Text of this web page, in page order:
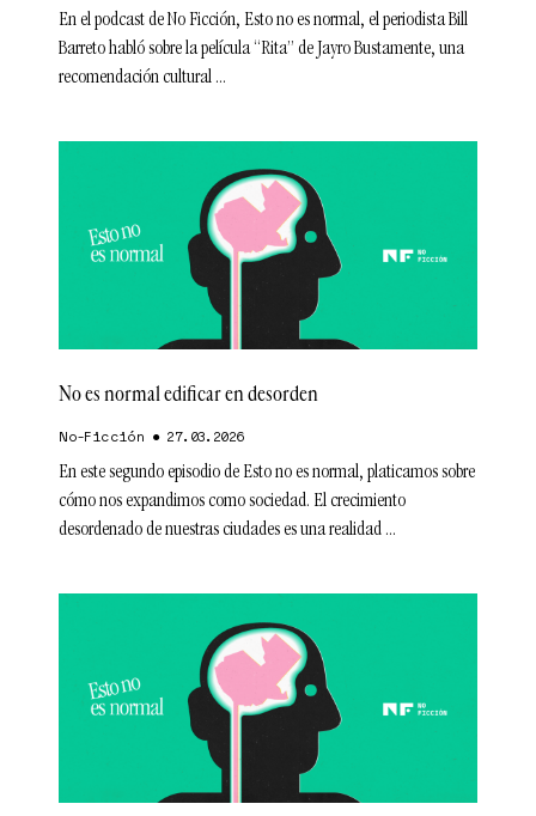
En el podcast de No Ficción, Esto no es normal, el periodista Bill
Barreto habló sobre la película “Rita” de Jayro Bustamente, una
recomendación cultural
No es normal edificar en desorden
No-Ficción 27.03.2026
En este segundo episodio de Esto no es normal, platicamos sobre
cómo nos expandimos como sociedad. El crecimiento
desordenado de nuestras ciudades es una realidad